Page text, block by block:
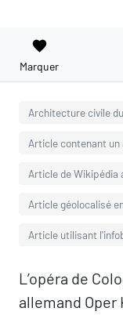
favorite
Marquer
Architecture civile
Article contenant
Article de Wikipédia
Article géolocalisé
Article utilisant
L’opéra de
allemand Oper